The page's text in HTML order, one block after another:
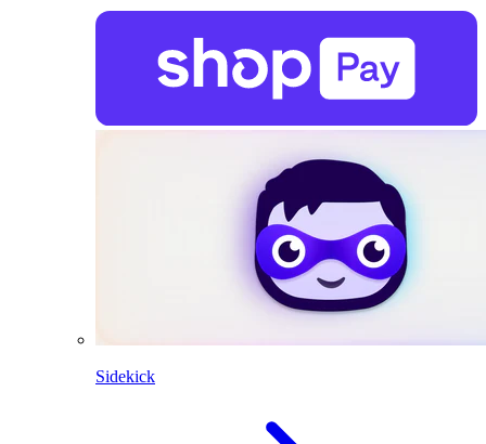
Sidekick